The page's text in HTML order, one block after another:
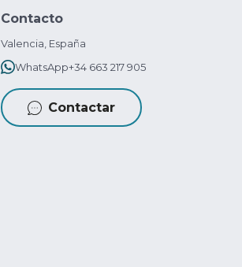
Contacto
Valencia, España
WhatsApp+34 663 217 905
Contactar